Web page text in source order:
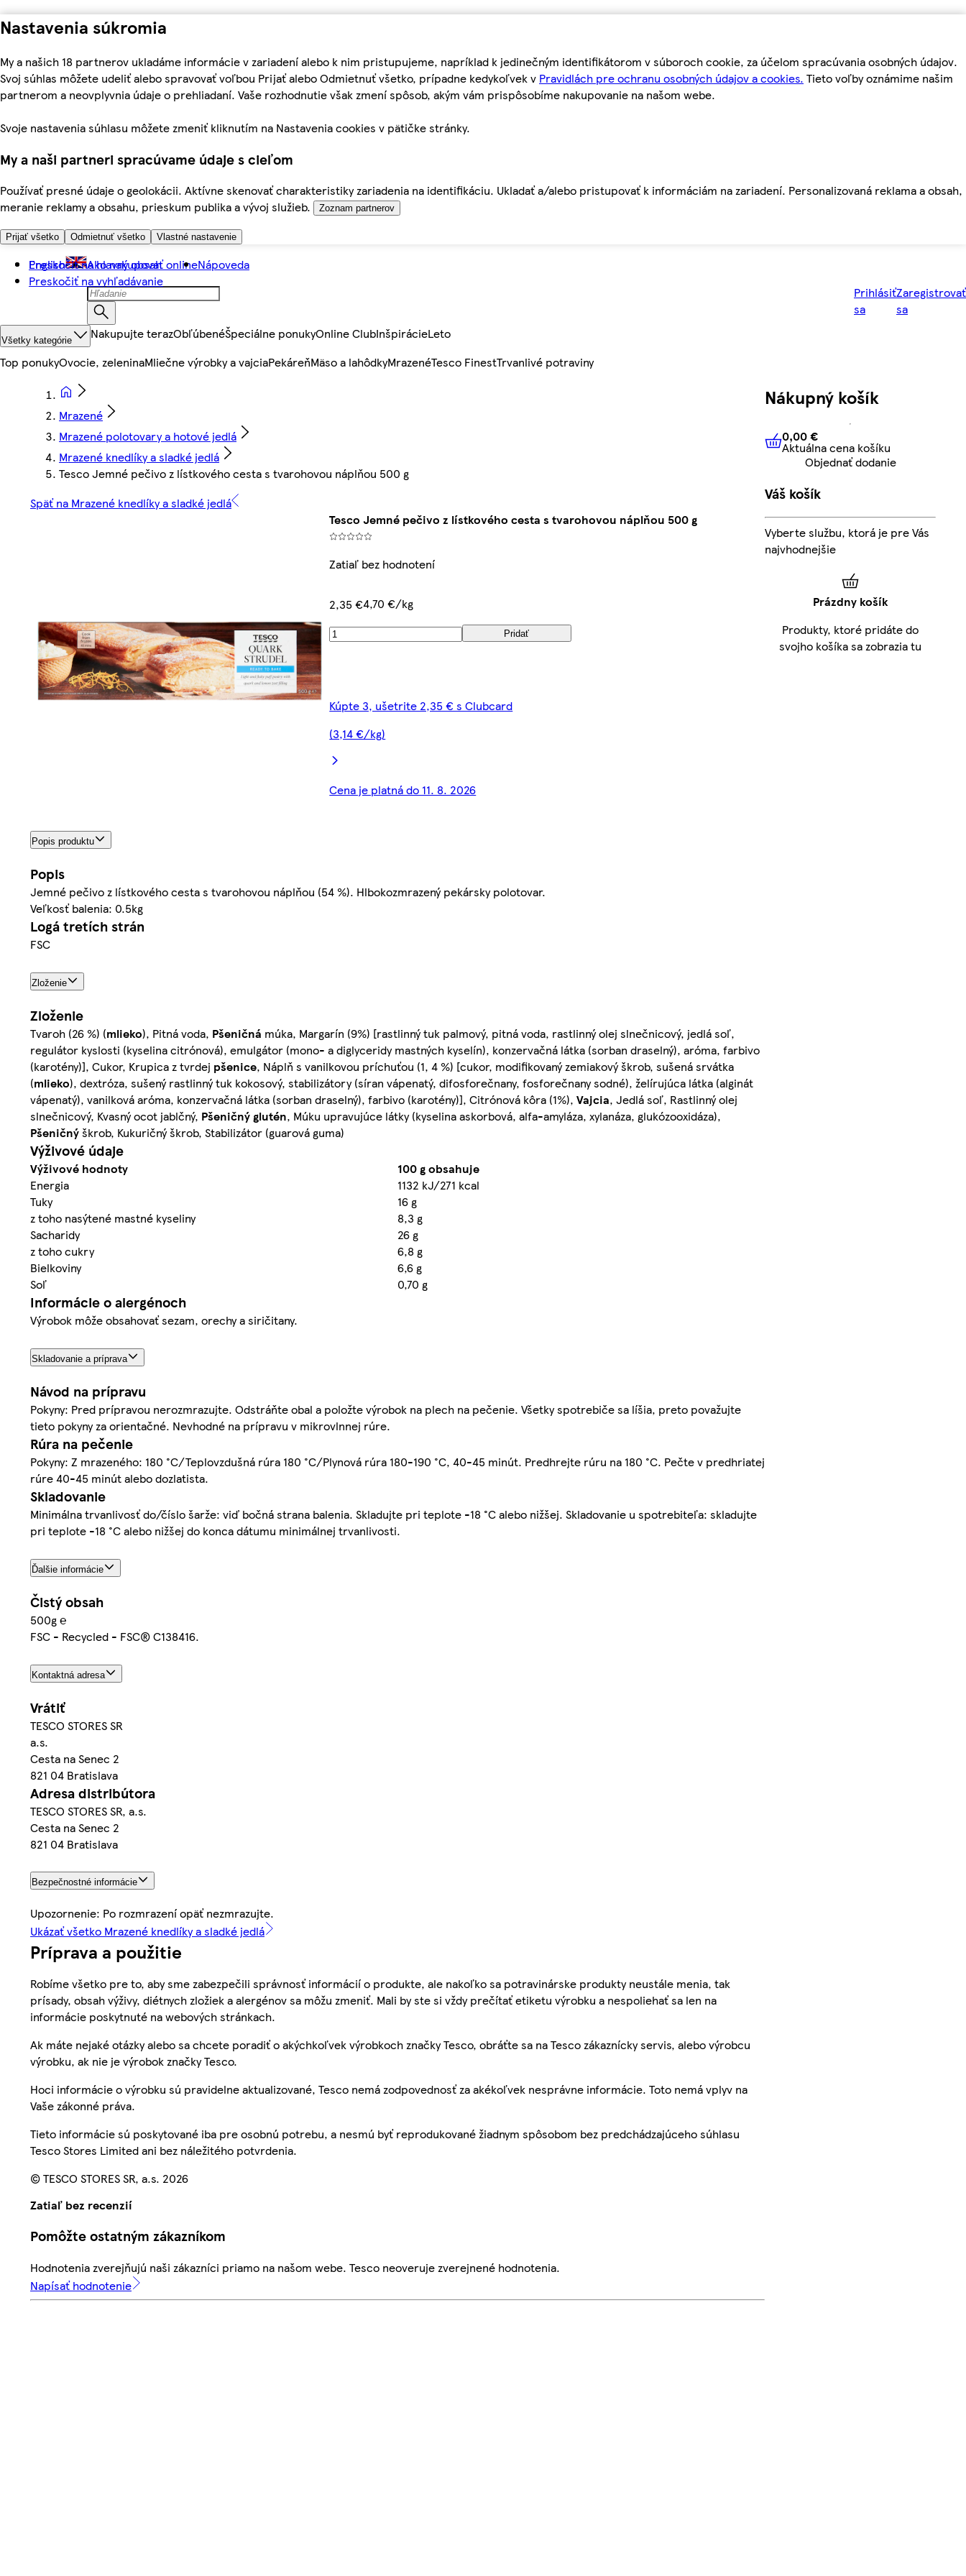
Nastavenia súkromia
My a našich 18 partnerov ukladáme informácie v zariadení alebo k nim pristupujeme, napríklad k jedinečným identifikátorom v súboroch cookie, za účelom spracúvania osobných údajov.
Svoj súhlas môžete udeliť alebo spravovať voľbou Prijať alebo Odmietnuť všetko, prípadne kedykoľvek v Pravidlách pre ochranu osobných údajov a cookies. Tieto voľby oznámime našim
partnerom a neovplyvnia údaje o prehliadaní. Vaše rozhodnutie však zmení spôsob, akým vám prispôsobíme nakupovanie na našom webe.
Svoje nastavenia súhlasu môžete zmeniť kliknutím na Nastavenia cookies v pätičke stránky.
My a naši partneri spracúvame údaje s cieľom
Používať presné údaje o geolokácii. Aktívne skenovať charakteristiky zariadenia na identifikáciu. Ukladať a/alebo pristupovať k informáciám na zariadení. Personalizovaná reklama a obsah,
meranie reklamy a obsahu, prieskum publika a vývoj služieb.
Zoznam partnerov
Prijať všetko Odmietnuť všetko Vlastné nastavenie
Preskočiť na hlavný obsah
Preskočiť na vyhľadávanie
English Ako nakupovať onlineNápoveda
Prihlásiť
sa
Zaregistrovať
sa
Všetky kategórie Nakupujte terazObľúbenéŠpeciálne ponukyOnline ClubInšpirácieLeto
Top ponukyOvocie, zeleninaMliečne výrobky a vajciaPekáreňMäso a lahôdkyMrazenéTesco FinestTrvanlivé potraviny
Mrazené
Mrazené polotovary a hotové jedlá
Mrazené knedlíky a sladké jedlá
Tesco Jemné pečivo z lístkového cesta s tvarohovou náplňou 500 g
Späť na Mrazené knedlíky a sladké jedlá
Tesco Jemné pečivo z lístkového cesta s tvarohovou náplňou 500 g
Zatiaľ bez hodnotení
2,35 €4,70 €/kg
Pridať
Kúpte 3, ušetrite 2,35 € s Clubcard
(3,14 €/kg)
Cena je platná do 11. 8. 2026
Popis produktu
Popis
Jemné pečivo z lístkového cesta s tvarohovou náplňou (54 %). Hlbokozmrazený pekársky polotovar.
Veľkosť balenia: 0.5kg
Logá tretích strán
FSC
Zloženie
Zloženie
Tvaroh (26 %) (mlieko), Pitná voda, Pšeničná múka, Margarín (9%) [rastlinný tuk palmový, pitná voda, rastlinný olej slnečnicový, jedlá soľ,
regulátor kyslosti (kyselina citrónová), emulgátor (mono- a diglyceridy mastných kyselín), konzervačná látka (sorban draselný), aróma, farbivo
(karotény)], Cukor, Krupica z tvrdej pšenice, Náplň s vanilkovou príchuťou (1, 4 %) [cukor, modifikovaný zemiakový škrob, sušená srvátka
(mlieko), dextróza, sušený rastlinný tuk kokosový, stabilizátory (síran vápenatý, difosforečnany, fosforečnany sodné), želírujúca látka (alginát
vápenatý), vanilková aróma, konzervačná látka (sorban draselný), farbivo (karotény)], Citrónová kôra (1%), Vajcia, Jedlá soľ, Rastlinný olej
slnečnicový, Kvasný ocot jablčný, Pšeničnýglutén, Múku upravujúce látky (kyselina askorbová, alfa-amyláza, xylanáza, glukózooxidáza),
Pšeničnýškrob, Kukuričný škrob, Stabilizátor (guarová guma)
Výživové údaje
Výživové hodnoty
100 g obsahuje
Energia
1132 kJ/271 kcal
Tuky
16 g
z toho nasýtené mastné kyseliny
8,3 g
Sacharidy
26 g
z toho cukry
6,8 g
Bielkoviny
6,6 g
Soľ
0,70 g
Informácie o alergénoch
Výrobok môže obsahovať sezam, orechy a siričitany.
Skladovanie a príprava
Návod na prípravu
Pokyny: Pred prípravou nerozmrazujte. Odstráňte obal a položte výrobok na plech na pečenie. Všetky spotrebiče sa líšia, preto považujte
tieto pokyny za orientačné. Nevhodné na prípravu v mikrovlnnej rúre.
Rúra na pečenie
Pokyny: Z mrazeného: 180 °C/Teplovzdušná rúra 180 °C/Plynová rúra 180-190 °C, 40-45 minút. Predhrejte rúru na 180 °C. Pečte v predhriatej
rúre 40-45 minút alebo dozlatista.
Skladovanie
Minimálna trvanlivosť do/číslo šarže: viď bočná strana balenia. Skladujte pri teplote -18 °C alebo nižšej. Skladovanie u spotrebiteľa: skladujte
pri teplote -18 °C alebo nižšej do konca dátumu minimálnej trvanlivosti.
Ďalšie informácie
Čistý obsah
500g ℮
FSC - Recycled - FSC® C138416.
Kontaktná adresa
Vrátiť
TESCO STORES SR
a.s.
Cesta na Senec 2
821 04 Bratislava
Adresa distribútora
TESCO STORES SR, a.s.
Cesta na Senec 2
821 04 Bratislava
Bezpečnostné informácie
Upozornenie: Po rozmrazení opäť nezmrazujte.
Ukázať všetko Mrazené knedlíky a sladké jedlá
Príprava a použitie
Robíme všetko pre to, aby sme zabezpečili správnosť informácií o produkte, ale nakoľko sa potravinárske produkty neustále menia, tak
prísady, obsah výživy, diétnych zložiek a alergénov sa môžu zmeniť. Mali by ste si vždy prečítať etiketu výrobku a nespoliehať sa len na
informácie poskytnuté na webových stránkach.
Ak máte nejaké otázky alebo sa chcete poradiť o akýchkoľvek výrobkoch značky Tesco, obráťte sa na Tesco zákaznícky servis, alebo výrobcu
výrobku, ak nie je výrobok značky Tesco.
Hoci informácie o výrobku sú pravidelne aktualizované, Tesco nemá zodpovednosť za akékoľvek nesprávne informácie. Toto nemá vplyv na
Vaše zákonné práva.
Tieto informácie sú poskytované iba pre osobnú potrebu, a nesmú byť reprodukované žiadnym spôsobom bez predchádzajúceho súhlasu
Tesco Stores Limited ani bez náležitého potvrdenia.
© TESCO STORES SR, a.s. 2026
Zatiaľ bez recenzií
Pomôžte ostatným zákazníkom
Hodnotenia zverejňujú naši zákazníci priamo na našom webe. Tesco neoveruje zverejnené hodnotenia.
Napísať hodnotenie
Nákupný košík
0,00 € Aktuálna cena košíku
0,00 €
Aktuálna cena košíku
Objednať dodanie
Váš košík
Vyberte službu, ktorá je pre Vás
najvhodnejšie
Prázdny košík
Produkty, ktoré pridáte do
svojho košíka sa zobrazia tu